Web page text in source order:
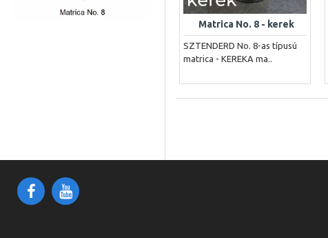
Matrica No. 8 - kerek
SZTENDERD No. 8-as típusú
matrica - KEREKA ma..